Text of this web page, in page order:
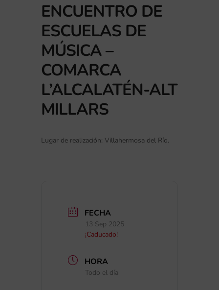
ENCUENTRO DE
ESCUELAS DE
MÚSICA –
COMARCA
L’ALCALATÉN-ALT
MILLARS
Lugar de realización: Villahermosa del Río.
FECHA
13 Sep 2025
¡Caducado!
HORA
Todo el día